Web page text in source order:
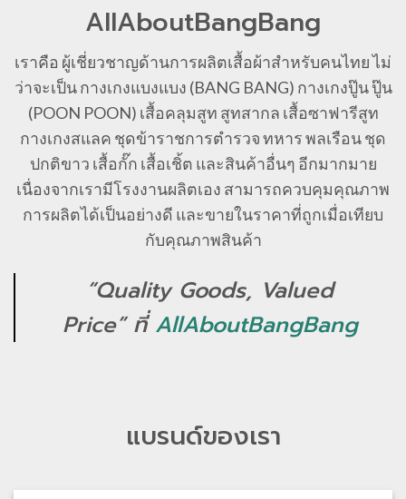
AllAboutBangBang
เราคือ ผู้เชี่ยวชาญด้านการผลิตเสื้อผ้าสำหรับคนไทย ไม่
ว่าจะเป็น กางเกงแบงแบง (BANG BANG) กางเกงปู๊น ปู๊น
(POON POON) เสื้อคลุมสูท สูทสากล เสื้อซาฟารีสูท
กางเกงสแลค ชุดข้าราชการตำรวจ ทหาร พลเรือน ชุด
ปกติขาว เสื้อกั๊ก เสื้อเชิ้ต และสินค้าอื่นๆ อีกมากมาย
เนื่องจากเรามีโรงงานผลิตเอง สามารถควบคุมคุณภาพ
การผลิตได้เป็นอย่างดี และขายในราคาที่ถูกเมื่อเทียบ
กับคุณภาพสินค้า
“Quality Goods, Valued
Price” ที่AllAboutBangBang
แบรนด์ของเรา